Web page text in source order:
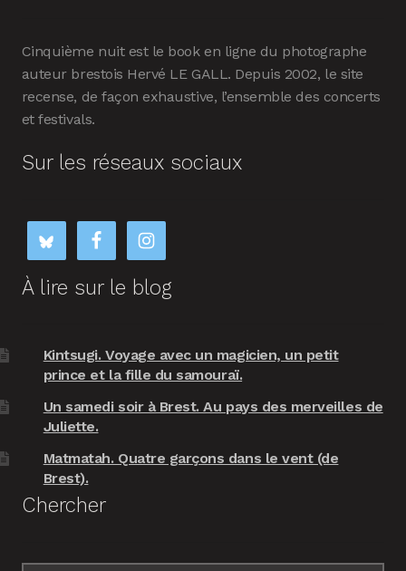
Cinquième nuit est le book en ligne du photographe
auteur brestois Hervé LE GALL. Depuis 2002, le site
recense, de façon exhaustive, l’ensemble des concerts
et festivals.
Sur les réseaux sociaux
À lire sur le blog
Kintsugi. Voyage avec un magicien, un petit
prince et la fille du samouraï.
Un samedi soir à Brest. Au pays des merveilles de
Juliette.
Matmatah. Quatre garçons dans le vent (de
Brest).
Chercher